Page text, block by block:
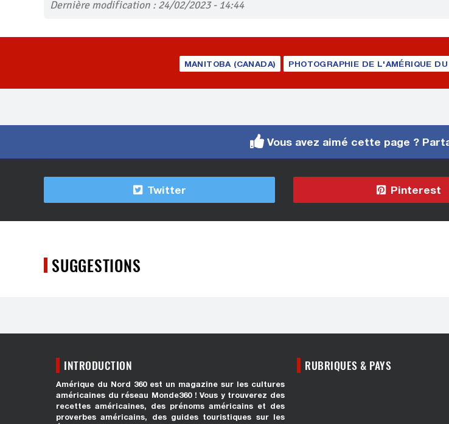
Dernière modification : 24/02/2023 - 14:44
MANITOBA (CANADA) PHOTOGRAPHIE DE L'AMÉRIQUE
Vous avez aimé cette page ?
Twitter Pinterest
SUGGESTIONS
INTRODUCTION
Amérique du Nord 360 est un magazine sur les cultures
américaines du réseau Monde360 ! Vous y trouverez des
recettes américaines, des prénoms américains et des
proverbes américains, des guides touristiques sur les
RUBRIQUES & PAYS